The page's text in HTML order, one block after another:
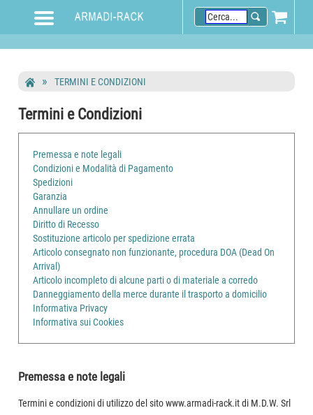
TERMINI E CONDIZIONI
Termini e Condizioni
Premessa e note legali
Condizioni e Modalità di Pagamento
Spedizioni
Garanzia
Annullare un ordine
Diritto di Recesso
Sostituzione articolo per spedizione errata
Articolo consegnato non funzionante, procedura DOA (Dead On
Arrival)
Articolo incompleto di alcune parti o di materiale a corredo
Danneggiamento della merce durante il trasporto a domicilio
Informativa Privacy
Informativa sui Cookies
Premessa e note legali
Termini e condizioni di utilizzo del sito www.armadi-rack.it di M.D.W. Srl